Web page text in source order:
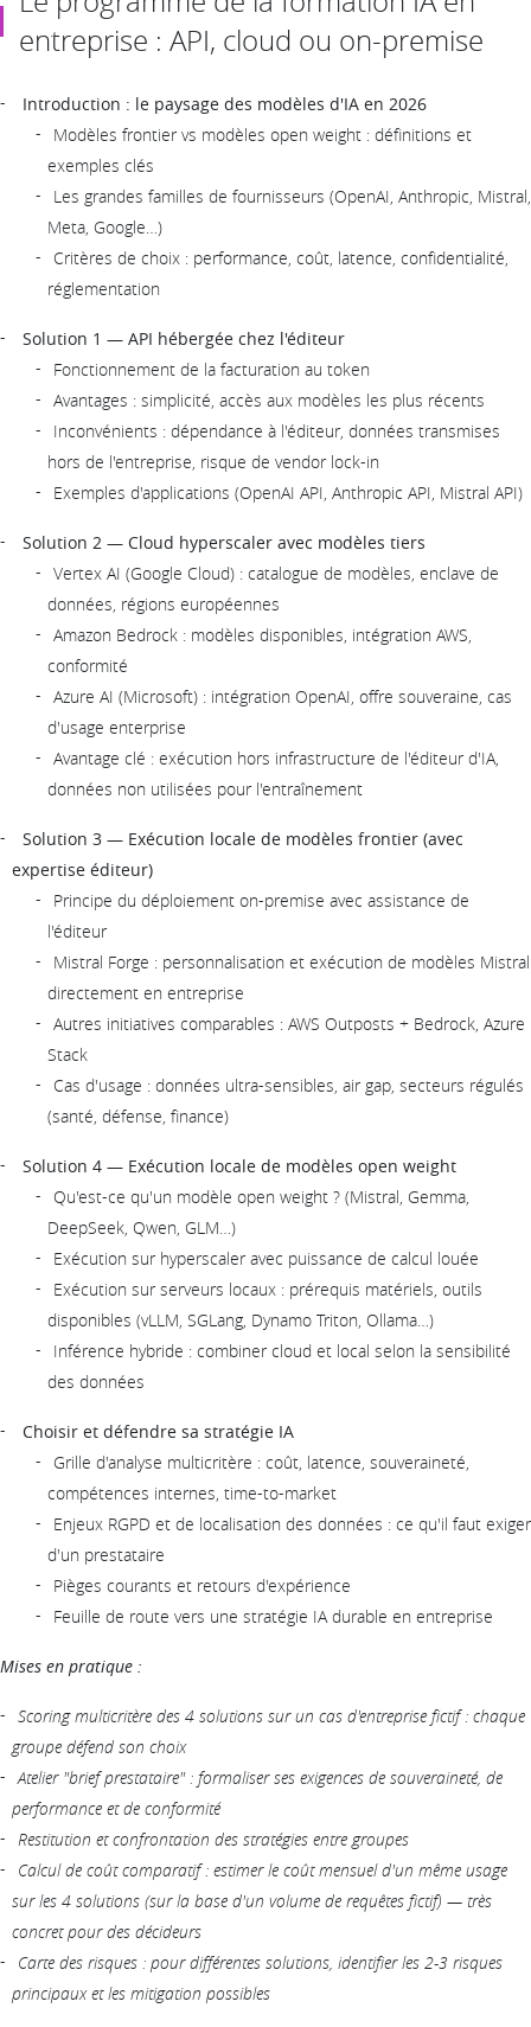
entreprise : API, cloud ou on-premise
Introduction : le paysage des modèles d'IA en 2026
Modèles frontier vs modèles open weight : définitions et
exemples clés
Les grandes familles de fournisseurs (OpenAI, Anthropic, Mistral,
Meta, Google…)
Critères de choix : performance, coût, latence, confidentialité,
réglementation
Solution 1 — API hébergée chez l'éditeur
Fonctionnement de la facturation au token
Avantages : simplicité, accès aux modèles les plus récents
Inconvénients : dépendance à l'éditeur, données transmises
hors de l'entreprise, risque de vendor lock-in
Exemples d'applications (OpenAI API, Anthropic API, Mistral API)
Solution 2 — Cloud hyperscaler avec modèles tiers
Vertex AI (Google Cloud) : catalogue de modèles, enclave de
données, régions européennes
Amazon Bedrock : modèles disponibles, intégration AWS,
conformité
Azure AI (Microsoft) : intégration OpenAI, offre souveraine, cas
d'usage enterprise
Avantage clé : exécution hors infrastructure de l'éditeur d'IA,
données non utilisées pour l'entraînement
Solution 3 — Exécution locale de modèles frontier (avec
expertise éditeur)
Principe du déploiement on-premise avec assistance de
l'éditeur
Mistral Forge : personnalisation et exécution de modèles Mistral
directement en entreprise
Autres initiatives comparables : AWS Outposts + Bedrock, Azure
Stack
Cas d'usage : données ultra-sensibles, air gap, secteurs régulés
(santé, défense, finance)
Solution 4 — Exécution locale de modèles open weight
Qu'est-ce qu'un modèle open weight ? (Mistral, Gemma,
DeepSeek, Qwen, GLM…)
Exécution sur hyperscaler avec puissance de calcul louée
Exécution sur serveurs locaux : prérequis matériels, outils
disponibles (vLLM, SGLang, Dynamo Triton, Ollama…)
Inférence hybride : combiner cloud et local selon la sensibilité
des données
Choisir et défendre sa stratégie IA
Grille d'analyse multicritère : coût, latence, souveraineté,
compétences internes, time-to-market
Enjeux RGPD et de localisation des données : ce qu'il faut exiger
d'un prestataire
Pièges courants et retours d'expérience
Feuille de route vers une stratégie IA durable en entreprise
Mises en pratique :
Scoring multicritère des 4 solutions sur un cas d'entreprise fictif : chaque
groupe défend son choix
Atelier "brief prestataire" : formaliser ses exigences de souveraineté, de
performance et de conformité
Restitution et confrontation des stratégies entre groupes
Calcul de coût comparatif : estimer le coût mensuel d'un même usage
sur les 4 solutions (sur la base d'un volume de requêtes fictif) — très
concret pour des décideurs
Carte des risques : pour différentes solutions, identifier les 2-3 risques
principaux et les mitigation possibles